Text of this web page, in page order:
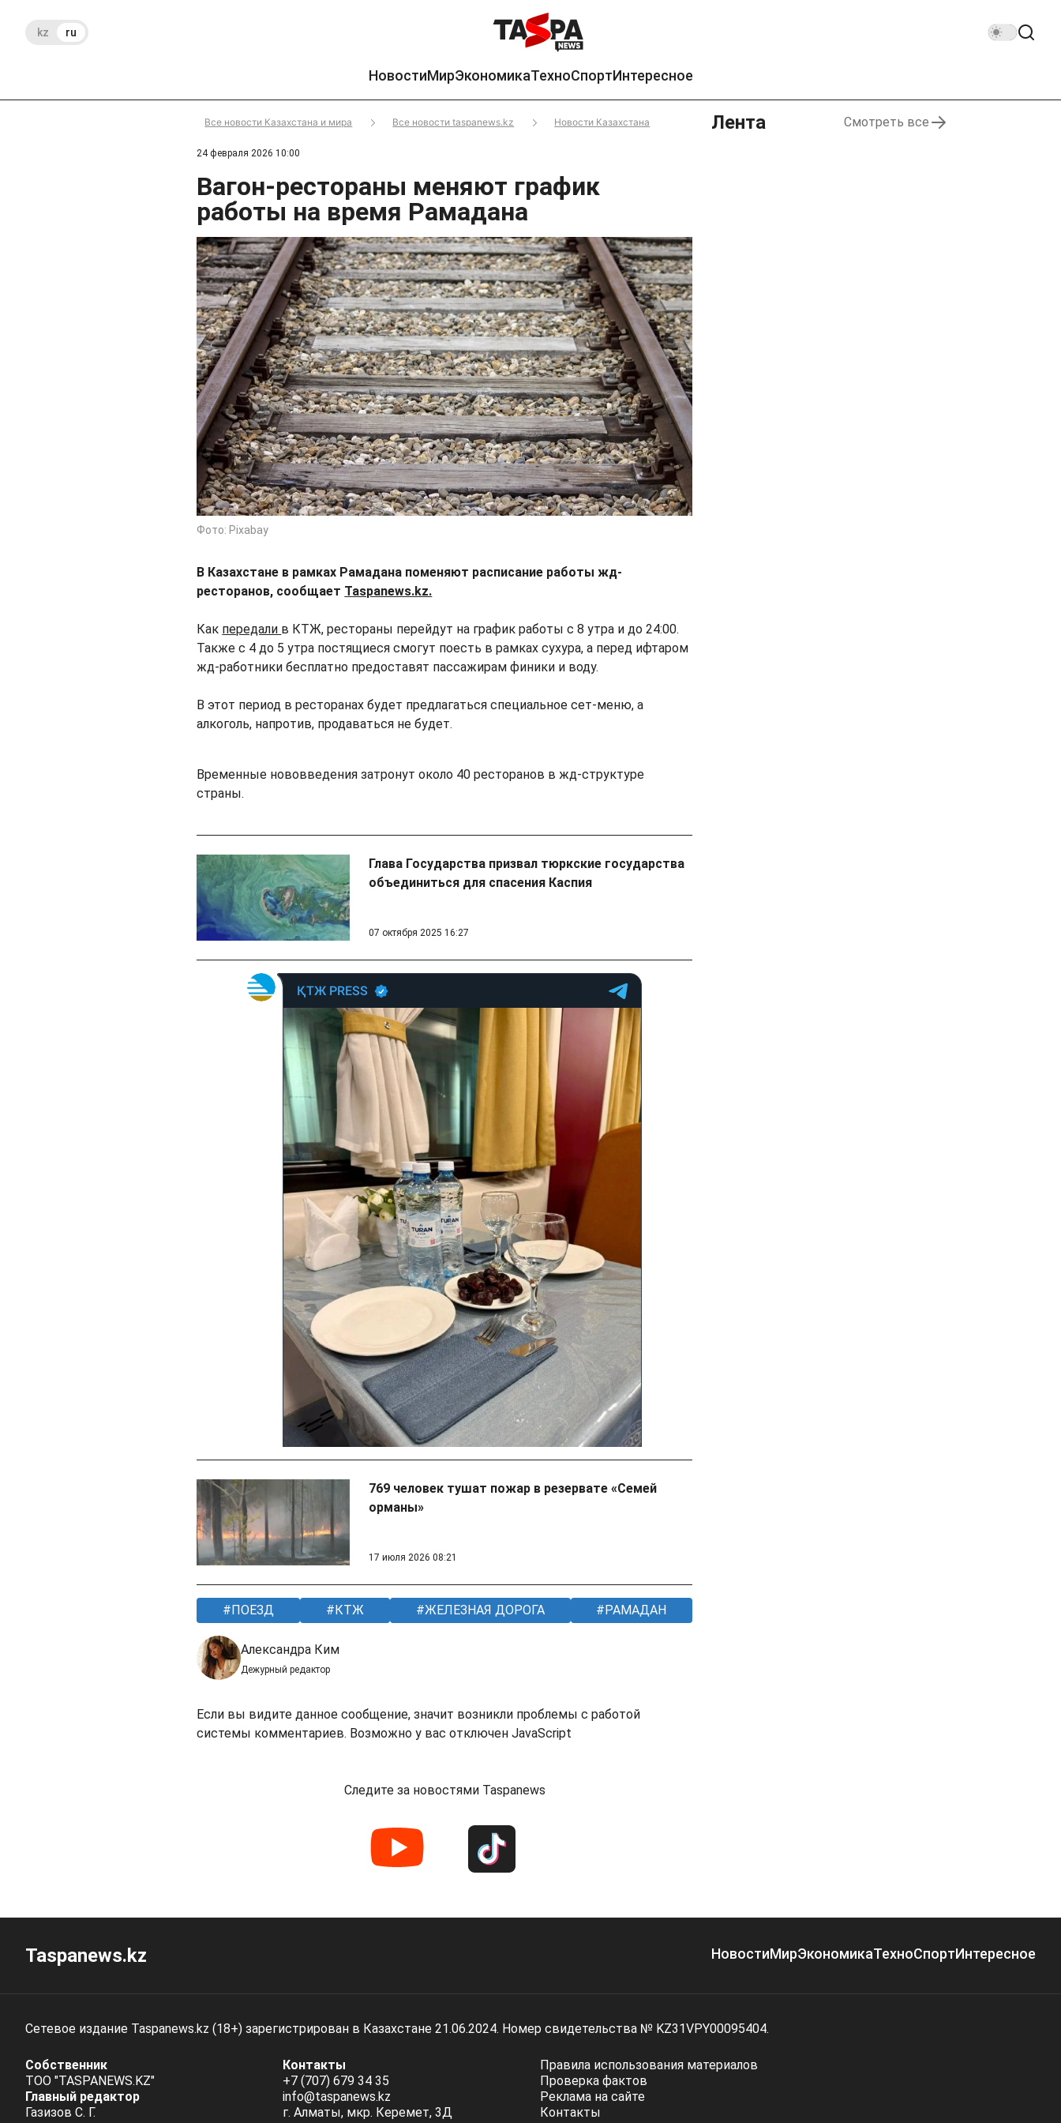
kz ru
НовостиМирЭкономикаТехноСпортИнтересное
Все новости Казахстана и мира Все новости taspanews.kz Новости Казахстана
24 февраля 2026 10:00
Вагон-рестораны меняют график
работы на время Рамадана
Фото: Pixabay
В Казахстане в рамках Рамадана поменяют расписание работы жд-
ресторанов, сообщает Taspanews.kz.
Как передали в КТЖ, рестораны перейдут на график работы с 8 утра и до 24:00.
Также с 4 до 5 утра постящиеся смогут поесть в рамках сухура, а перед ифтаром
жд-работники бесплатно предоставят пассажирам финики и воду.
В этот период в ресторанах будет предлагаться специальное сет-меню, а
алкоголь, напротив, продаваться не будет.
Временные нововведения затронут около 40 ресторанов в жд-структуре
страны.
Глава Государства призвал тюркские государства
объединиться для спасения Каспия
07 октября 2025 16:27
769 человек тушат пожар в резервате «Семей
орманы»
17 июля 2026 08:21
ПОЕЗД КТЖ ЖЕЛЕЗНАЯ ДОРОГА РАМАДАН
Александра Ким
Дежурный редактор
Если вы видите данное сообщение, значит возникли проблемы с работой
системы комментариев. Возможно у вас отключен JavaScript
Следите за новостями Taspanews
Лента Смотреть все
Taspanews.kz НовостиМирЭкономикаТехноСпортИнтересное
Сетевое издание Taspanews.kz (18+) зарегистрирован в Казахстане 21.06.2024. Номер свидетельства № KZ31VPY00095404.
Собственник
ТОО "TASPANEWS.KZ"
Главный редактор
Газизов С. Г.
Контакты
+7 (707) 679 34 35
info@taspanews.kz
г. Алматы, мкр. Керемет, 3Д
Правила использования материалов
Проверка фактов
Реклама на сайте
Контакты